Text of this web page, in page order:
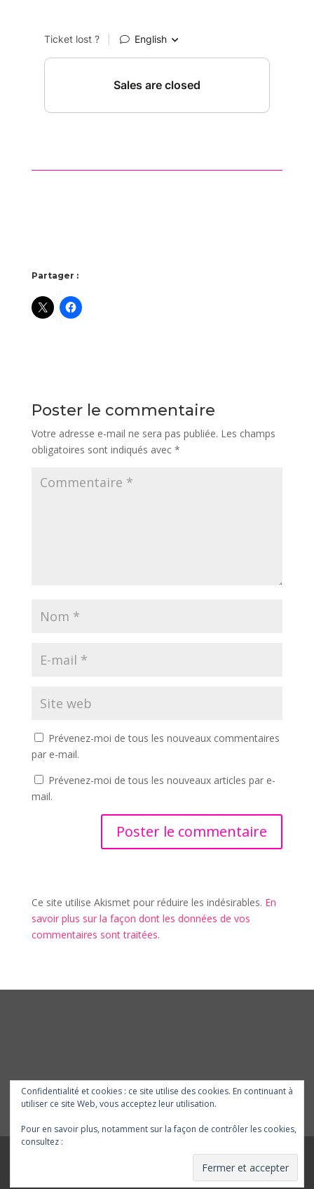
Partager :
Poster le commentaire
Votre adresse e-mail ne sera pas publiée. Les champs
obligatoires sont indiqués avec *
Prévenez-moi de tous les nouveaux commentaires
par e-mail.
Prévenez-moi de tous les nouveaux articles par e-
mail.
Ce site utilise Akismet pour réduire les indésirables. En
savoir plus sur la façon dont les données de vos
commentaires sont traitées.
Confidentialité et cookies : ce site utilise des cookies. En continuant à
utiliser ce site Web, vous acceptez leur utilisation.
Pour en savoir plus, notamment sur la façon de contrôler les cookies,
consultez :
yke graphic designer